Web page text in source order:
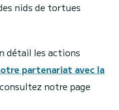
nids de tortues
détail les actions
partenariat avec la
notre page